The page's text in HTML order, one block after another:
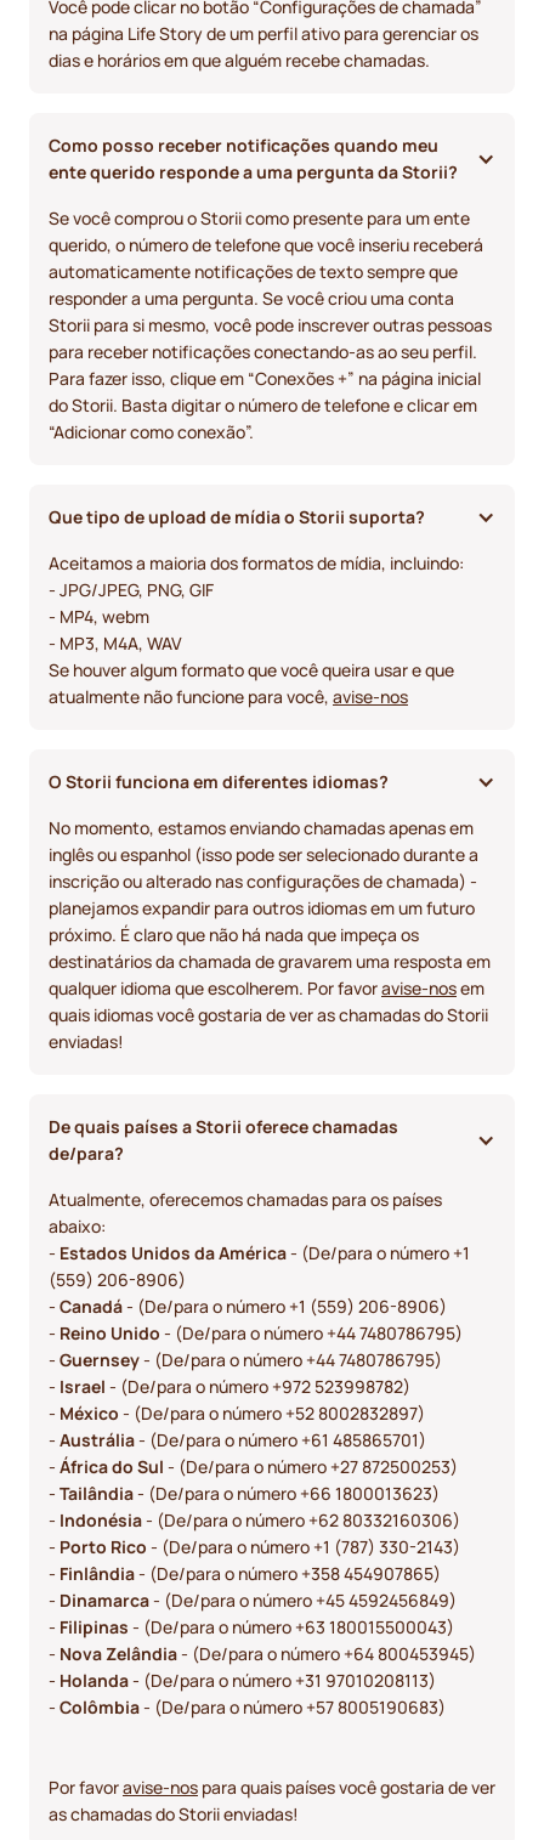
Você pode clicar no botão “Configurações de chamada”
na página Life Story de um perfil ativo para gerenciar os
dias e horários em que alguém recebe chamadas.
Como posso receber notificações quando meu
ente querido responde a uma pergunta da Storii?
Se você comprou o Storii como presente para um ente
querido, o número de telefone que você inseriu receberá
automaticamente notificações de texto sempre que
responder a uma pergunta. Se você criou uma conta
Storii para si mesmo, você pode inscrever outras pessoas
para receber notificações conectando-as ao seu perfil.
Para fazer isso, clique em “Conexões +” na página inicial
do Storii. Basta digitar o número de telefone e clicar em
“Adicionar como conexão”.
Que tipo de upload de mídia o Storii suporta?
Aceitamos a maioria dos formatos de mídia, incluindo:
- JPG/JPEG, PNG, GIF
- MP4, webm
- MP3, M4A, WAV
Se houver algum formato que você queira usar e que
atualmente não funcione para você, avise-nos
O Storii funciona em diferentes idiomas?
No momento, estamos enviando chamadas apenas em
inglês ou espanhol (isso pode ser selecionado durante a
inscrição ou alterado nas configurações de chamada) -
planejamos expandir para outros idiomas em um futuro
próximo. É claro que não há nada que impeça os
destinatários da chamada de gravarem uma resposta em
qualquer idioma que escolherem. Por favoravise-nosem
quais idiomas você gostaria de ver as chamadas do Storii
enviadas!
De quais países a Storii oferece chamadas
de/para?
Atualmente, oferecemos chamadas para os países
abaixo:
- Estados Unidos da América- (De/para o número +1
(559) 206-8906)
- Canadá- (De/para o número +1 (559) 206-8906)
- Reino Unido - (De/para o número +44 7480786795)
- Guernsey- (De/para o número +44 7480786795)
- Israel - (De/para o número +972 523998782)
- México - (De/para o número +52 8002832897)
- Austrália- (De/para o número +61 485865701)
- África do Sul - (De/para o número +27 872500253)
- Tailândia- (De/para o número +66 1800013623)
- Indonésia- (De/para o número +62 80332160306)
- Porto Rico - (De/para o número +1 (787) 330-2143)
- Finlândia- (De/para o número +358 454907865)
- Dinamarca- (De/para o número +45 4592456849)
- Filipinas - (De/para o número +63 180015500043)
- Nova Zelândia- (De/para o número +64 800453945)
- Holanda- (De/para o número +31 97010208113)
- Colômbia- (De/para o número +57 8005190683)
Por favoravise-nos para quais países você gostaria de ver
as chamadas do Storii enviadas!